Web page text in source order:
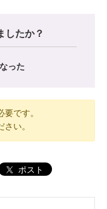
したか？
った
要です。
い。
ポスト